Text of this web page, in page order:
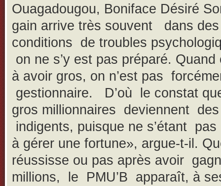
Ouagadougou, Boniface Désiré
gain arrive très souvent dans des
conditions de troubles
on ne s’y est pas préparé. Quand
à avoir gros, on n’est pas
gestionnaire. D’où le constat
gros millionnaires deviennent des
indigents, puisque ne s’étant
à gérer une fortune», argue-t-il.
réussisse ou pas après avoir
millions, le PMU’B apparaît, à